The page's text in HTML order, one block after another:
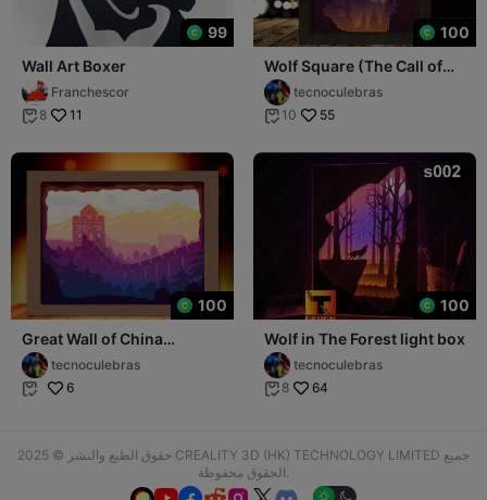
99
Wall Art Boxer
Franchescor
 8 11
100
Wolf Square (The Call of
the Wild) light box
tecnoculebras
 10 55
100
Great Wall of China
shadow box
tecnoculebras
 6
100
Wolf in The Forest light box
tecnoculebras
 8 64
حقوق الطبع والنشر © 2025 CREALITY 3D (HK) TECHNOLOGY LIMITED جميع
الحقوق محفوظة.